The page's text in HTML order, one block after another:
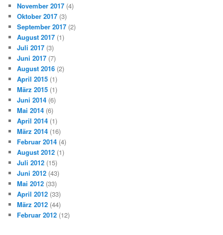
November 2017 (4)
Oktober 2017 (3)
September 2017 (2)
August 2017 (1)
Juli 2017 (3)
Juni 2017 (7)
August 2016 (2)
April 2015 (1)
März 2015 (1)
Juni 2014 (6)
Mai 2014 (6)
April 2014 (1)
März 2014 (16)
Februar 2014 (4)
August 2012 (1)
Juli 2012 (15)
Juni 2012 (43)
Mai 2012 (33)
April 2012 (33)
März 2012 (44)
Februar 2012 (12)